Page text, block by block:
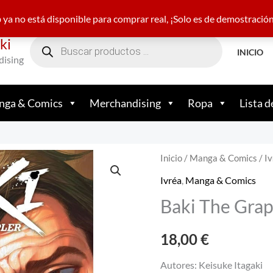
ya no está disponible para comprar real, ¡Solo es de
productos
INICIO
& Comics Merchandising Ropa Lista
Inicio/ Manga & Comics /
Ivréa, Manga & Comics
Baki The
18,00€
Autores: Keisuke Itagaki
Baki
The
08